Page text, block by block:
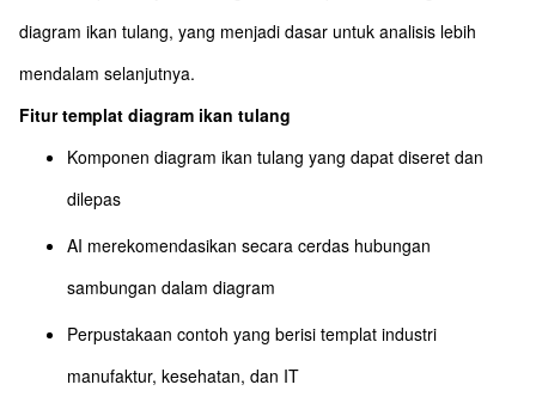
diagram ikan tulang, yang menjadi dasar untuk analisis lebih
mendalam selanjutnya.
Fitur templat diagram ikan tulang
Komponen diagram ikan tulang yang dapat diseret dan
dilepas
AI merekomendasikan secara cerdas hubungan
sambungan dalam diagram
Perpustakaan contoh yang berisi templat industri
manufaktur, kesehatan, dan IT